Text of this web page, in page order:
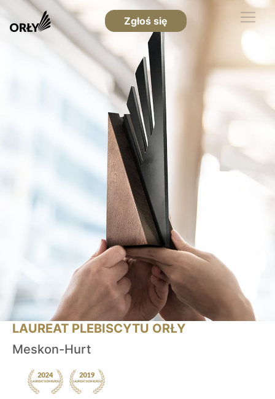
Zgłoś się
LAUREAT PLEBISCYTU ORŁY
Meskon-Hurt